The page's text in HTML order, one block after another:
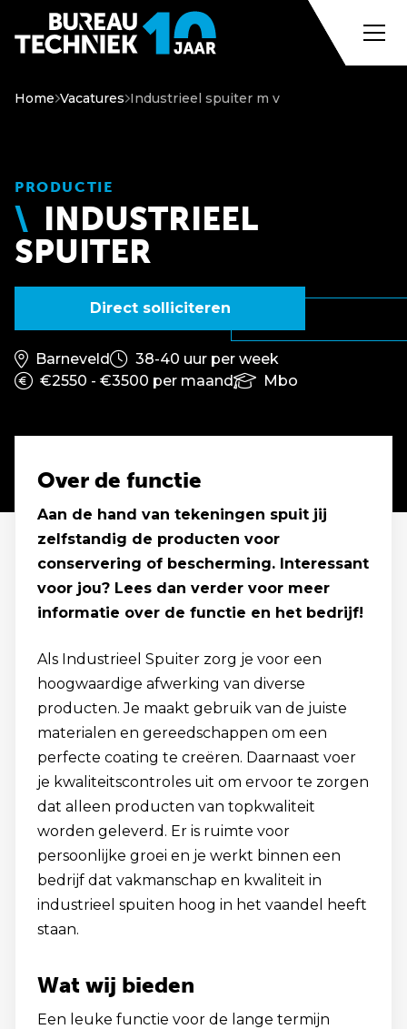
Home Vacatures Industrieel spuiter m v
PRODUCTIE
INDUSTRIEEL
SPUITER
Direct solliciteren
Barneveld
38-40 uur per week
€2550 - €3500 per maand
Mbo
Over de functie
Aan de hand van tekeningen spuit jij
zelfstandig de producten voor
conservering of bescherming. Interessant
voor jou? Lees dan verder voor meer
informatie over de functie en het bedrijf!
Als Industrieel Spuiter zorg je voor een
hoogwaardige afwerking van diverse
producten. Je maakt gebruik van de juiste
materialen en gereedschappen om een
perfecte coating te creëren. Daarnaast voer
je kwaliteitscontroles uit om ervoor te zorgen
dat alleen producten van topkwaliteit
worden geleverd. Er is ruimte voor
persoonlijke groei en je werkt binnen een
bedrijf dat vakmanschap en kwaliteit in
industrieel spuiten hoog in het vaandel heeft
staan.
Wat wij bieden
Een leuke functie voor de lange termijn